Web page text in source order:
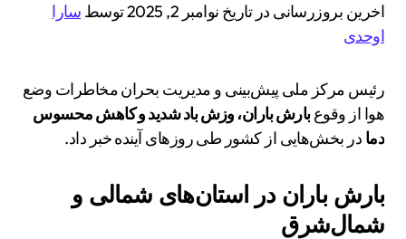
اخرین بروزرسانی در تاریخ نوامبر 2, 2025 توسط
سارا
اوحدی
رئیس مرکز ملی پیش‌بینی و مدیریت بحران مخاطرات وضع
هوا از وقوعبارش باران، وزش باد شدید و کاهش محسوس
دما در بخش‌هایی از کشور طی روزهای آینده خبر داد.
بارش باران در استان‌های شمالی و
شمال‌شرق